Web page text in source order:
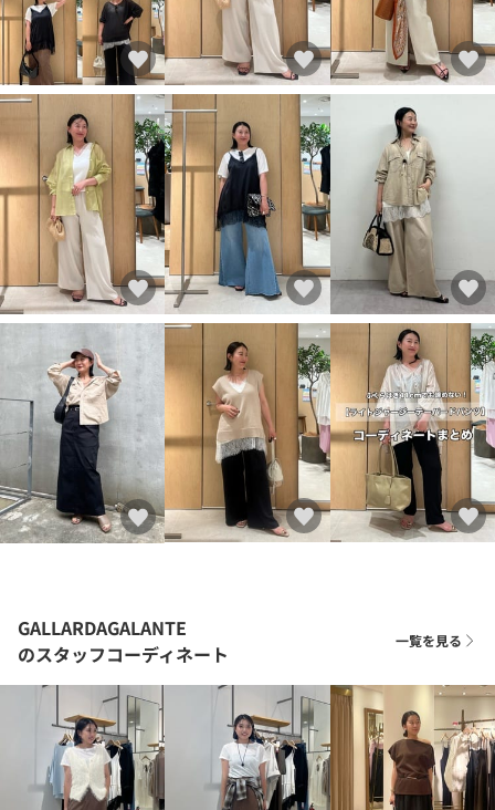
GALLARDAGALANTE
のスタッフコーディネート
一覧を見る